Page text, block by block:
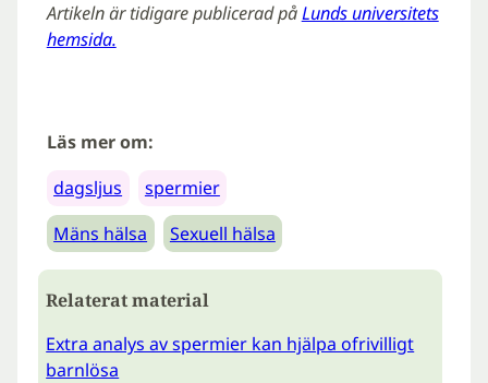
Artikeln är tidigare publicerad påLunds universitets
hemsida.
Läs mer om:
dagsljus
spermier
Mäns hälsa
Sexuell hälsa
Relaterat material
Extra analys av spermier kan hjälpa ofrivilligt
barnlösa